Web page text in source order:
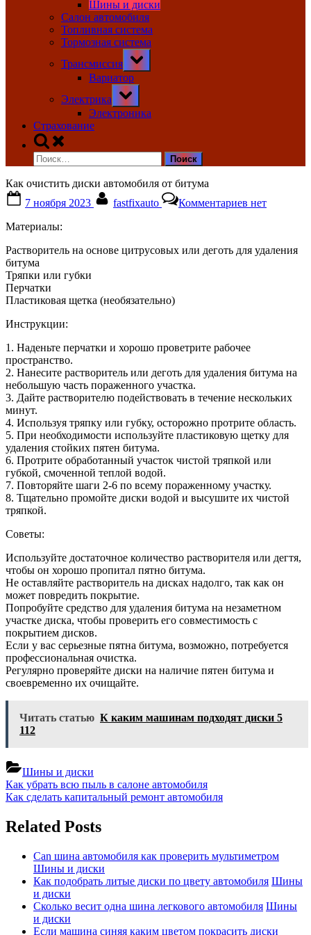
Шины и диски
Салон автомобиля
Топливная система
Тормозная система
Трансмиссия
Toggle
sub-
menu
Вариатор
Электрика
Toggle
sub-
menu
Электроника
Страхование
Toggle
search
form
Найти:
Как очистить диски автомобиля от битума
on
7 ноября 2023 fastfixauto Комментариевзаписи
автомобиля
нет
Материалы:
Растворитель на основе цитрусовых или деготь для удаления
битума
Тряпки или губки
Перчатки
Пластиковая щетка (необязательно)
Инструкции:
1. Наденьте перчатки и хорошо проветрите рабочее
пространство.
2. Нанесите растворитель или деготь для удаления битума на
небольшую часть пораженного участка.
3. Дайте растворителю подействовать в течение нескольких
минут.
4. Используя тряпку или губку, осторожно протрите область.
5. При необходимости используйте пластиковую щетку для
удаления стойких пятен битума.
6. Протрите обработанный участок чистой тряпкой или
губкой, смоченной теплой водой.
7. Повторяйте шаги 2-6 по всему пораженному участку.
8. Тщательно промойте диски водой и высушите их чистой
тряпкой.
Советы:
Используйте достаточное количество растворителя или дегтя,
чтобы он хорошо пропитал пятно битума.
Не оставляйте растворитель на дисках надолго, так как он
может повредить покрытие.
Попробуйте средство для удаления битума на незаметном
участке диска, чтобы проверить его совместимость с
покрытием дисков.
Если у вас серьезные пятна битума, возможно, потребуется
профессиональная очистка.
Регулярно проверяйте диски на наличие пятен битума и
своевременно их очищайте.
Читать статью К каким машинам подходят диски 5
112
Шины и диски
Навигация
по
записям
Previous
Post:
Как убрать всю пыль в салоне автомобиля
Next
Как сделать капитальный ремонт автомобиля
Related Posts
Can шина автомобиля как проверить мультиметром
Шины и диски
Как подобрать литые диски по цвету автомобиля Шины
и диски
Сколько весит одна шина легкового автомобиля Шины
и диски
Если машина синяя каким цветом покрасить диски